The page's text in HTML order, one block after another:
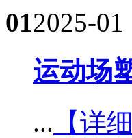
012025-01
运动场
... 【详细